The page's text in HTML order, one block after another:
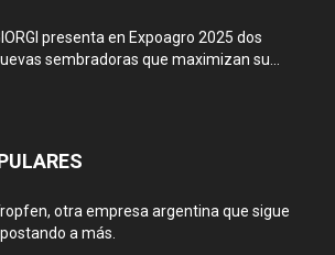
presenta en Expoagro 2025 dos
sembradoras que maximizan su...
otra empresa argentina que sigue
a más.